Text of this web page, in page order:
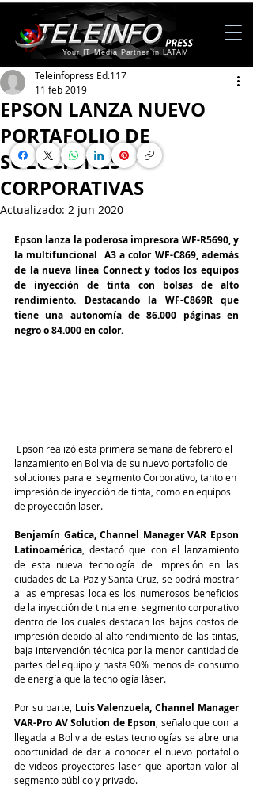
Your IT Media Partner in LATAM
EPSON LANZA NUEVO
PORTAFOLIO DE
SOLUCIONES
CORPORATIVAS
Teleinfopress Ed.117
11 feb 2019
Actualizado: 2 jun 2020
Epson lanza la poderosa impresora WF-R5690, y
la multifuncional  A3 a color WF-C869, además
de la nueva línea Connect y todos los equipos
de inyección de tinta con bolsas de alto
rendimiento. Destacando la WF-C869R que
tiene una autonomía de 86.000 páginas en
negro o 84.000 en color.
lanzamiento en Bolivia de su nuevo portafolio de
soluciones para el segmento Corporativo, tanto en
impresión de inyección de tinta, como en equipos
de proyección laser.
Benjamín Gatica, Channel Manager VAR Epson
Latinoamérica, destacó que con el lanzamiento
de esta nueva tecnología de impresión en las
ciudades de La Paz y Santa Cruz, se podrá mostrar
a las empresas locales los numerosos beneficios
de la inyección de tinta en el segmento corporativo
dentro de los cuales destacan los bajos costos de
impresión debido al alto rendimiento de las tintas,
baja intervención técnica por la menor cantidad de
partes del equipo y hasta 90% menos de consumo
de energía que la tecnología láser.
Por su parte, Luis Valenzuela, Channel Manager
VAR-Pro AV Solution de Epson, señalo que con la
llegada a Bolivia de estas tecnologías se abre una
oportunidad de dar a conocer el nuevo portafolio
de videos proyectores laser que aportan valor al
segmento público y privado.